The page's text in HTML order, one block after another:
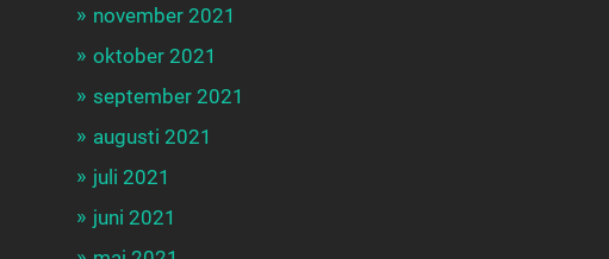
november 2021
oktober 2021
september 2021
augusti 2021
juli 2021
juni 2021